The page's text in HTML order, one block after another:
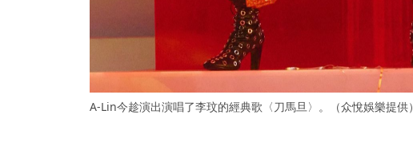
A-Lin今趁演出演唱了李玟的經典歌〈刀馬旦〉。（众悅娛樂提供）